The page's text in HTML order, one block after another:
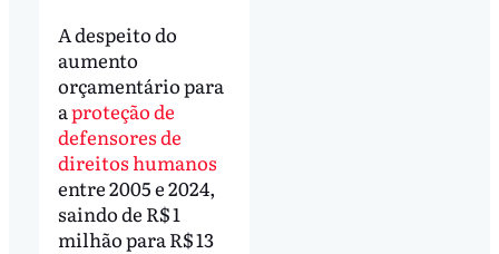
A despeito do
aumento
orçamentário para
aproteção de
defensores de
direitos humanos
entre 2005 e 2024,
saindo de R$ 1
milhão para R$ 13